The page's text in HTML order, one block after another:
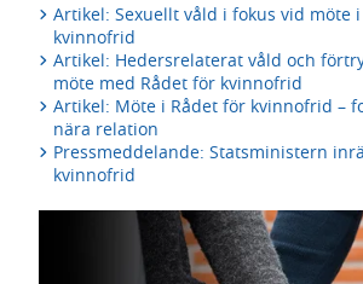
Artikel: Sexuellt våld i fokus vid möte
kvinnofrid
Artikel: Hedersrelaterat våld och
möte med Rådet för kvinnofrid
Artikel: Möte i Rådet för kvinnofrid –
nära relation
Pressmeddelande: Statsministern
kvinnofrid